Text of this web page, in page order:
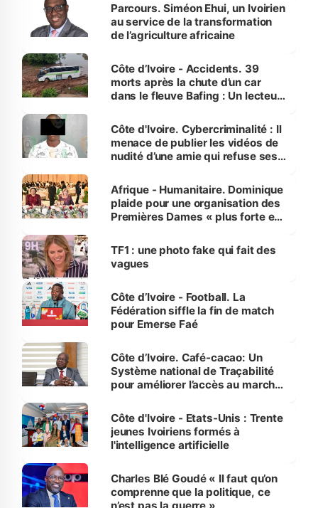
Parcours. Siméon Ehui, un Ivoirien
au service de la transformation
de l’agriculture africaine
Côte d’Ivoire - Accidents. 39
morts après la chute d’un car
dans le fleuve Bafing : Un lecteur
des Transports
Côte d'Ivoire. Cybercriminalité : Il
menace de publier les vidéos de
nudité d’une amie qui refuse ses
Afrique - Humanitaire. Dominique
plaide pour une organisation des
Premières Dames « plus forte et
sur la scène internationale »
TF1 : une photo fake qui fait des
vagues
Côte d’Ivoire - Football. La
Fédération siffle la fin de match
pour Emerse Faé
Côte d’Ivoire. Café-cacao: Un
Système national de Traçabilité
pour améliorer l’accès au marché
Côte d'Ivoire - Etats-Unis : Trente
jeunes Ivoiriens formés à
l'intelligence artificielle
Charles Blé Goudé « Il faut qu’on
comprenne que la politique, ce